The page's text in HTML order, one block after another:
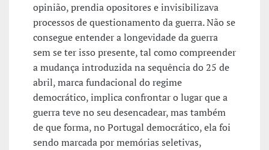
opinião, prendia opositores e invisibilizava
processos de questionamento da guerra. Não se
consegue entender a longevidade da guerra
sem se ter isso presente, tal como compreender
a mudança introduzida na sequência do 25 de
abril, marca fundacional do regime
democrático, implica confrontar o lugar que a
guerra teve no seu desencadear, mas também
de que forma, no Portugal democrático, ela foi
sendo marcada por memórias seletivas,